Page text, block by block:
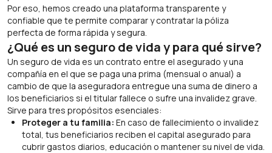
Por eso, hemos creado una plataforma transparente y
confiable que te permite comparar y contratar la póliza
perfecta de forma rápida y segura.
¿Qué es un seguro de vida y para qué sirve?
Un seguro de vida es un contrato entre el asegurado y una
compañía en el que se paga una prima (mensual o anual) a
cambio de que la aseguradora entregue una suma de dinero a
los beneficiarios si el titular fallece o sufre una invalidez grave.
Sirve para tres propósitos esenciales:
Proteger a tu familia: En caso de fallecimiento o invalidez
total, tus beneficiarios reciben el capital asegurado para
cubrir gastos diarios, educación o mantener su nivel de vida.